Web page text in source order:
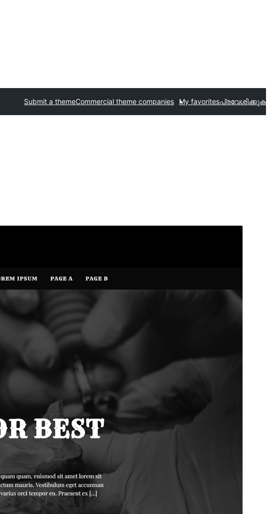
Submit a themeCommercial theme companies My favoritesപ്രവേശിക്കുക
സജീവമായ ഇൻസ്റ്റാളേഷനുകൾ
വേർഡ്പ്രസ്സ് പതിപ്പ്
തീം ഹോം പേജ്